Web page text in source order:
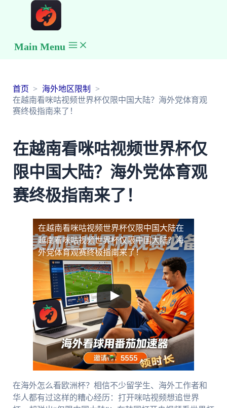
Main Menu
首页
海外地区限制
在越南看咪咕视频世界杯仅限中国大陆？海外党体育观
赛终极指南来了！
在越南看咪咕视频世界杯仅
限中国大陆？海外党体育观
赛终极指南来了！
在越南看咪咕视频世界杯仅限中国大陆在
越南看咪咕视频世界杯仅限中国大陆？海
外党体育观赛终极指南来了！
在海外怎么看欧洲杯？相信不少留学生、海外工作者和
华人都有过这样的糟心经历：打开咪咕视频想追世界